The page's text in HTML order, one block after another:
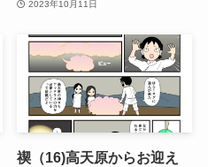
2023年10月11日
禊（16)高天原からお迎え